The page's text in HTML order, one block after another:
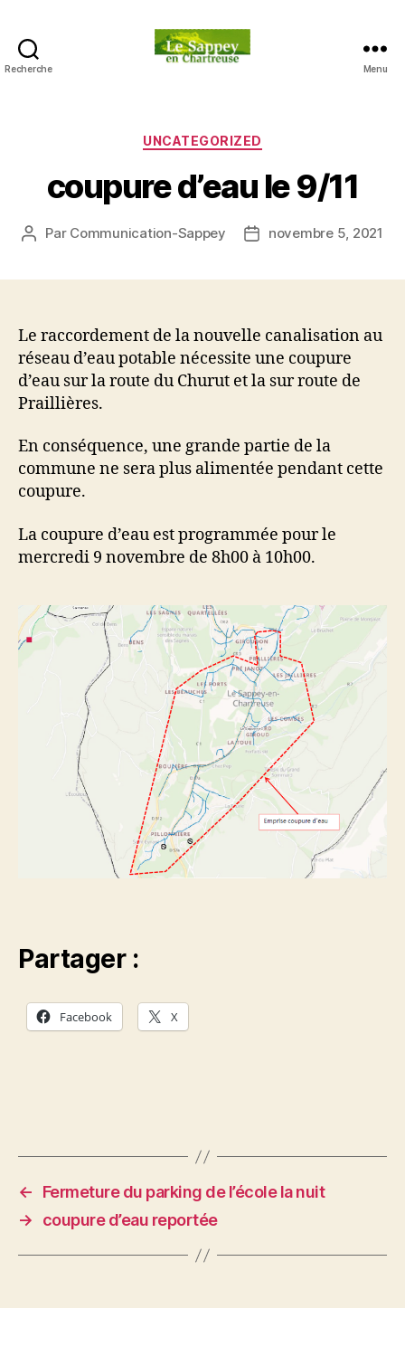
Recherche
en
Chartreuse
Menu
Catégories
UNCATEGORIZED
coupure d’eau le 9/11
Auteur
Par Communication-Sappey
Datenovembre 5, 2021
Le raccordement de la nouvelle canalisation au
réseau d’eau potable nécessite une coupure
d’eau sur la route du Churut et la sur route de
Praillières.
En conséquence, une grande partie de la
commune ne sera plus alimentée pendant cette
coupure.
La coupure d’eau est programmée pour le
mercredi 9 novembre de 8h00 à 10h00.
Partager :
Facebook X
←
Fermeture du parking de l’école la nuit
→
coupure d’eau reportée